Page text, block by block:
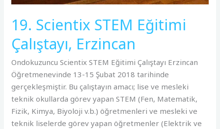
19. Scientix STEM Eğitimi
Çalıştayı, Erzincan
Ondokuzuncu Scientix STEM Eğitimi Çalıştayı Erzincan
Öğretmenevinde 13-15 Şubat 2018 tarihinde
gerçekleşmiştir. Bu çalıştayın amacı; lise ve mesleki
teknik okullarda görev yapan STEM (Fen, Matematik,
Fizik, Kimya, Biyoloji v.b.) öğretmenleri ve mesleki ve
teknik liselerde görev yapan öğretmenler (Elektrik ve